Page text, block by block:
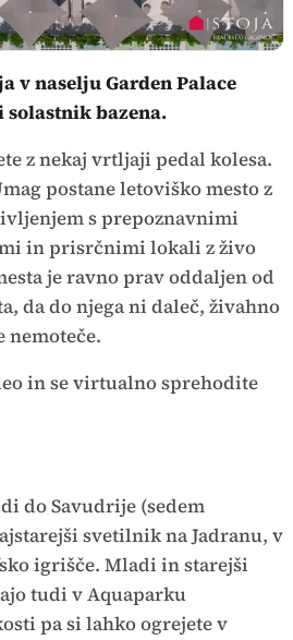
v naselju Garden Palace
solastnik bazena.
z nekaj vrtljaji pedal kolesa.
postane letoviško mesto z
s prepoznavnimi
in prisrčnimi lokali z živo
je ravno prav oddaljen od
da do njega ni daleč, živahno
nemoteče.
in se virtualno sprehodite
do Savudrije (sedem
svetilnik na Jadranu, v
igrišče. Mladi in starejši
tudi v Aquaparku
pa si lahko ogrejete v